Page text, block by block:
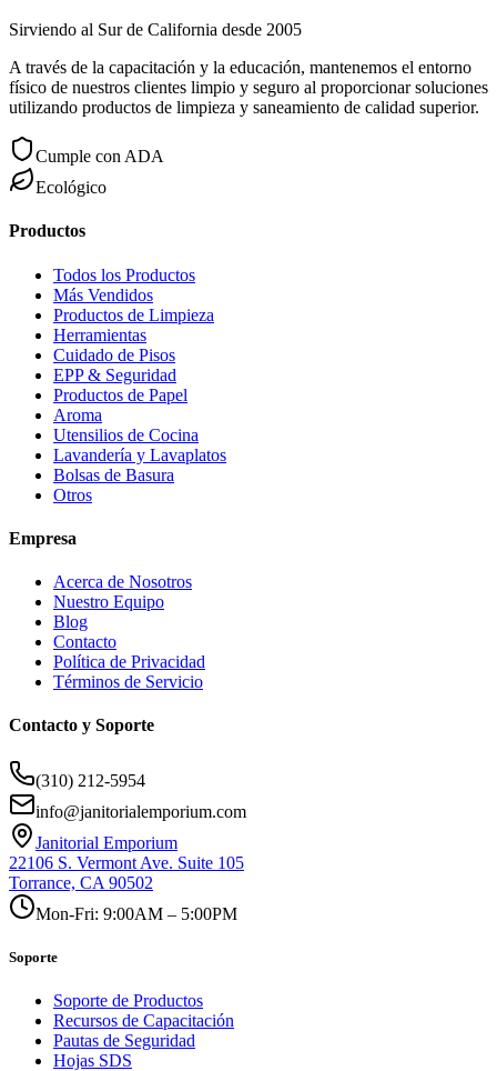
Sirviendo al Sur de California desde 2005
A través de la capacitación y la educación, mantenemos el entorno
físico de nuestros clientes limpio y seguro al proporcionar soluciones
utilizando productos de limpieza y saneamiento de calidad superior.
Cumple con ADA
Ecológico
Productos
Todos los Productos
Más Vendidos
Productos de Limpieza
Herramientas
Cuidado de Pisos
EPP & Seguridad
Productos de Papel
Aroma
Utensilios de Cocina
Lavandería y Lavaplatos
Bolsas de Basura
Otros
Empresa
Acerca de Nosotros
Nuestro Equipo
Blog
Contacto
Política de Privacidad
Términos de Servicio
Contacto y Soporte
(310) 212-5954
info@janitorialemporium.com
Janitorial Emporium
22106 S. Vermont Ave. Suite 105
Torrance, CA 90502
Mon-Fri: 9:00AM – 5:00PM
Soporte
Soporte de Productos
Recursos de Capacitación
Pautas de Seguridad
Hojas SDS